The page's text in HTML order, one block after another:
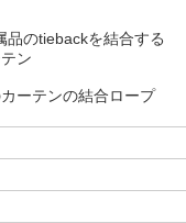
品のtiebackを結合する
ン
ーテンの結合ロープ